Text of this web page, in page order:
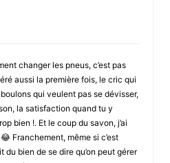
changer les pneus, c’est pas
aussi la première fois, le cric qui
qui veulent pas se dévisser,
la satisfaction quand tu y
bien !. Et le coup du savon, j’ai
Franchement, même si c’est
bien de se dire qu’on peut gérer